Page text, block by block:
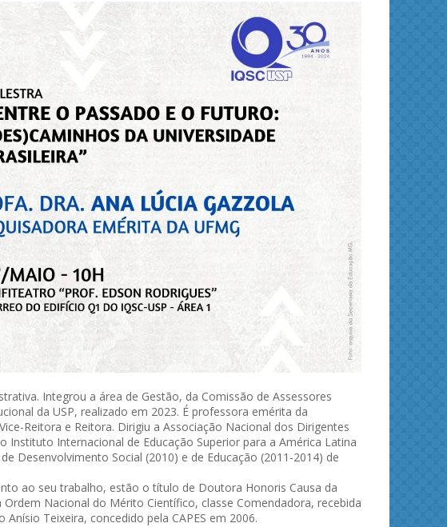
Integrou a área de Gestão, da Comissão de Assessores
da USP, realizado em 2023. É professora emérita da
Reitora e Reitora. Dirigiu a Associação Nacional dos Dirigentes
Instituto Internacional de Educação Superior para a América Latina
Desenvolvimento Social (2010) e de Educação (2011-2014) de
ao seu trabalho, estão o título de Doutora Honoris Causa da
Nacional do Mérito Científico, classe Comendadora, recebida
Teixeira, concedido pela CAPES em 2006.
Technologies and
Journal of Molecular Liquids